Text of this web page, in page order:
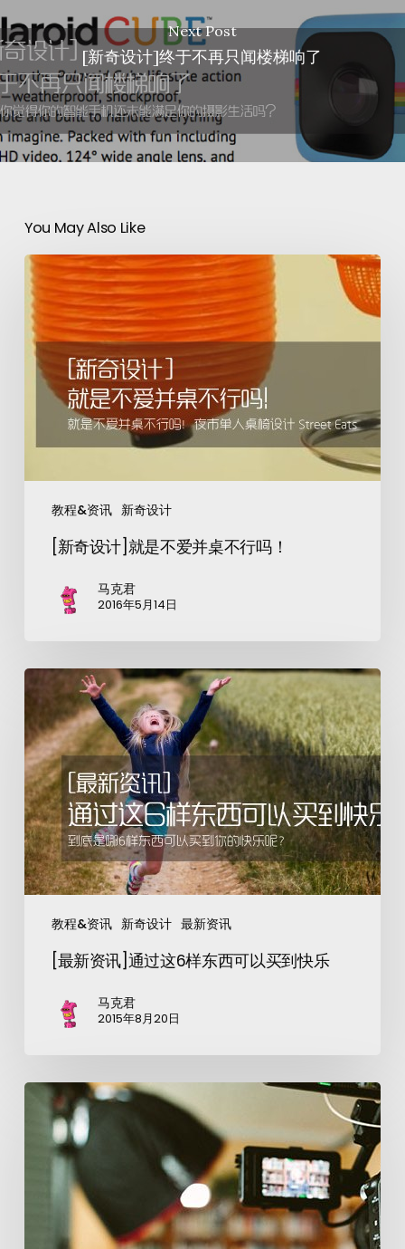
Next Post
[新奇设计]终于不再只闻楼梯响了
You May Also Like
教程&资讯 新奇设计
[新奇设计]就是不爱并桌不行吗！
马克君
2016年5月14日
教程&资讯 新奇设计 最新资讯
[最新资讯]通过这6样东西可以买到快乐
马克君
2015年8月20日